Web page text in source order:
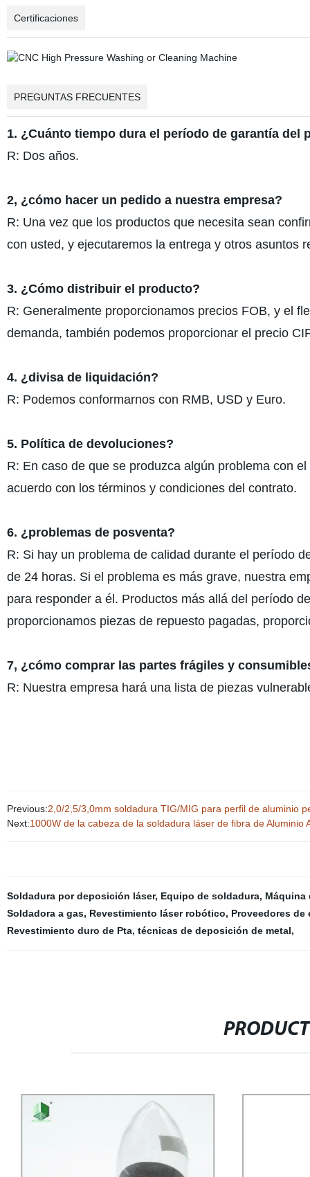
Certificaciones
PREGUNTAS FRECUENTES
1. ¿Cuánto tiempo dura el período de garantía del
R: Dos años.
2, ¿cómo hacer un pedido a nuestra empresa?
R: Una vez que los productos que necesita sean
con usted, y ejecutaremos la entrega y otros asuntos
3. ¿Cómo distribuir el producto?
R: Generalmente proporcionamos precios FOB, y el
demanda, también podemos proporcionar el precio
4. ¿divisa de liquidación?
R: Podemos conformarnos con RMB, USD y Euro.
5. Política de devoluciones?
R: En caso de que se produzca algún problema con
acuerdo con los términos y condiciones del contrato.
6. ¿problemas de posventa?
R: Si hay un problema de calidad durante el período
de 24 horas. Si el problema es más grave, nuestra
para responder a él. Productos más allá del período
proporcionamos piezas de repuesto pagadas,
7, ¿cómo comprar las partes frágiles y
R: Nuestra empresa hará una lista de piezas
Previous:2,0/2,5/3,0mm soldadura TIG/MIG para perfil de aluminio
Next:1000W de la cabeza de la soldadura láser de fibra de
Soldadura por deposición láser, Equipo de soldadura, Máquina
Soldadora a gas, Revestimiento láser robótico, Proveedores de
Revestimiento duro de Pta, técnicas de deposición de metal,